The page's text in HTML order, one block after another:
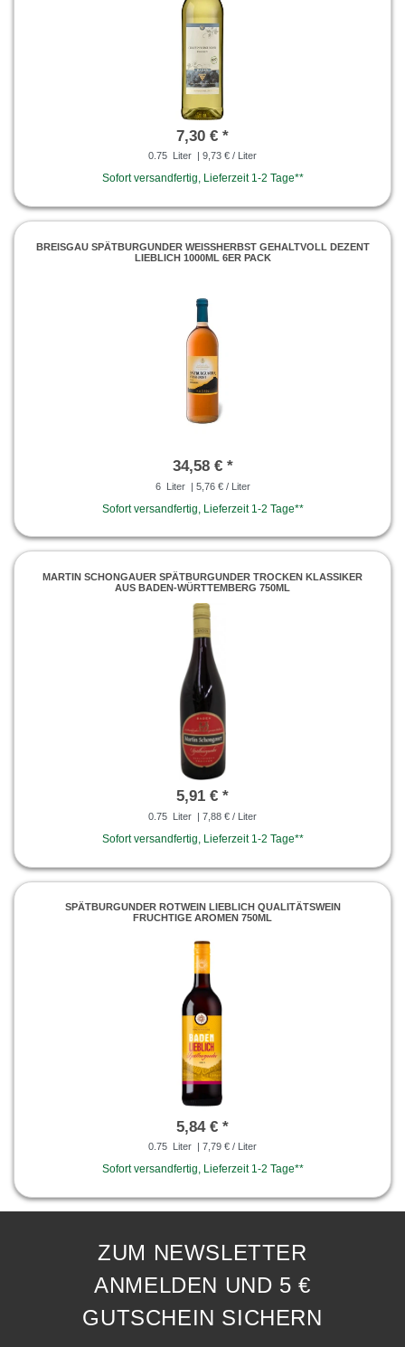
7,30 € *
0.75 Liter | 9,73 € / Liter
Sofort versandfertig, Lieferzeit 1-2 Tage**
BREISGAU SPÄTBURGUNDER WEISSHERBST GEHALTVOLL DEZENT L
IEBLICH 1000ML 6ER PACK
34,58 € *
6 Liter | 5,76 € / Liter
Sofort versandfertig, Lieferzeit 1-2 Tage**
MARTIN SCHONGAUER SPÄTBURGUNDER TROCKEN KLASSIKER
AUS BADEN-WÜRTTEMBERG 750ML
5,91 € *
0.75 Liter | 7,88 € / Liter
Sofort versandfertig, Lieferzeit 1-2 Tage**
SPÄTBURGUNDER ROTWEIN LIEBLICH QUALITÄTSWEIN
FRUCHTIGE AROMEN 750ML
5,84 € *
0.75 Liter | 7,79 € / Liter
Sofort versandfertig, Lieferzeit 1-2 Tage**
ZUM NEWSLETTER
ANMELDEN UND 5 €
GUTSCHEIN SICHERN